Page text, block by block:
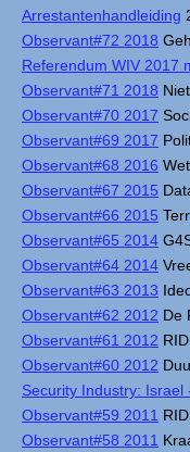
Arrestantenhandleiding
Observant#72 2018
Referendum WIV 2017
Observant#71 2018
Observant#70 2017
Observant#69 2017
Observant#68 2016
Observant#67 2015
Observant#66 2015
Observant#65 2014
Observant#64 2014
Observant#63 2013
Observant#62 2012 De
Observant#61 2012
Observant#60 2012
Security Industry: Israel
Observant#59 2011
Observant#58 2011